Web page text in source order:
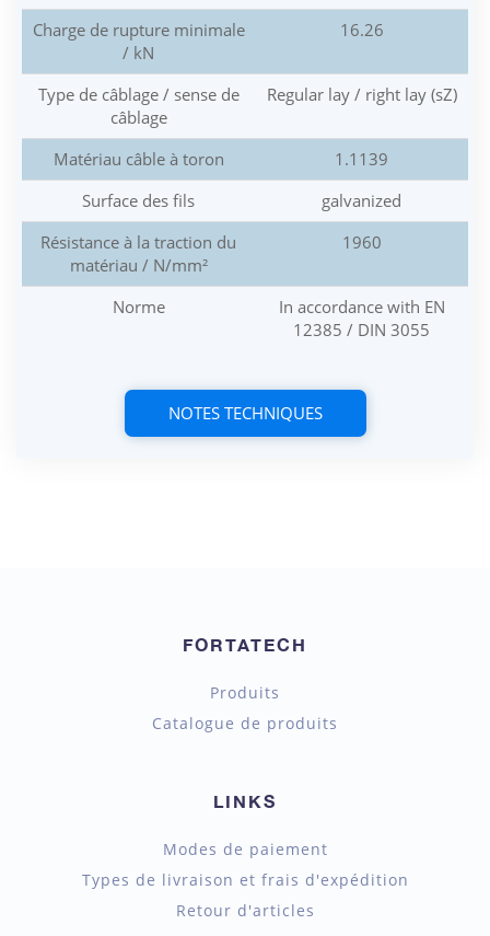
Charge de rupture minimale
/ kN
16.26
Type de câblage / sense de
câblage
Regular lay / right lay (sZ)
Matériau câble à toron
1.1139
Surface des fils
galvanized
Résistance à la traction du
matériau / N/mm²
1960
Norme
In accordance with EN
12385 / DIN 3055
NOTES TECHNIQUES
FORTATECH
Produits
Catalogue de produits
LINKS
Modes de paiement
Types de livraison et frais d'expédition
Retour d'articles